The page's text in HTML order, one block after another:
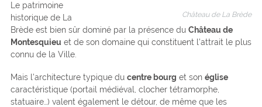
Château de La Brède
Le patrimoine
historique de La
Brède est bien sûr dominé par la présence du Château de
Montesquieu et de son domaine qui constituent l’attrait le plus
connu de la Ville.
Mais l’architecture typique du centre bourg et son église
caractéristique (portail médiéval, clocher tétramorphe,
statuaire…) valent également le détour, de même que les